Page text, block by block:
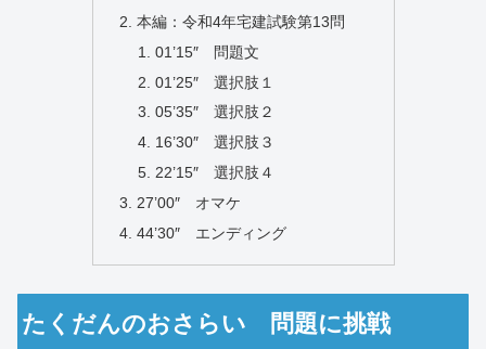
本編：令和4年宅建試験第13問
01’15″ 問題文
01’25″ 選択肢１
05’35″ 選択肢２
16’30″ 選択肢３
22’15″ 選択肢４
27’00″ オマケ
44’30″ エンディング
たくだんのおさらい 問題に挑戦